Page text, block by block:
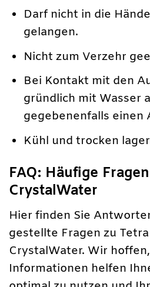
Darf nicht in die
gelangen.
Nicht zum Verzehr
Bei Kontakt mit den
gründlich mit Wasser
gegebenenfalls einen
Kühl und trocken
FAQ: Häufige
CrystalWater
Hier finden Sie
gestellte Fragen zu
CrystalWater. Wir
Informationen helfen